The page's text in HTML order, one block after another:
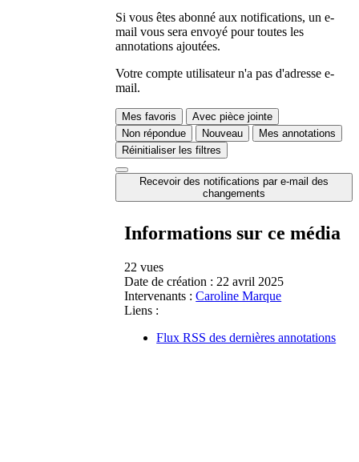
Si vous êtes abonné aux notifications, un e-
mail vous sera envoyé pour toutes les
annotations ajoutées.
Votre compte utilisateur n'a pas d'adresse e-
mail.
Mes favoris
Avec pièce jointe
Non répondue
Nouveau
Mes annotations
Réinitialiser les filtres
Recevoir des notifications par e-mail des
changements
Informations sur ce média
22 vues
Date de création : 22 avril 2025
Intervenants : Caroline Marque
Liens :
Flux RSS des dernières annotations